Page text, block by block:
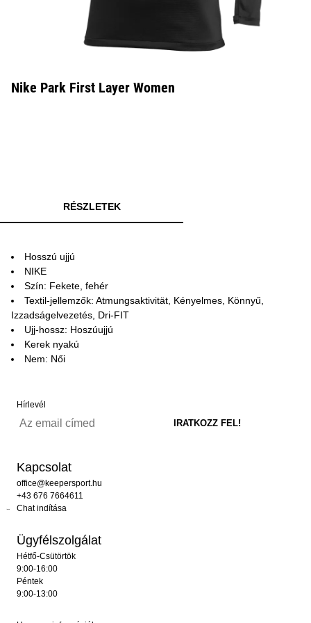
Nike Park First Layer Women
RÉSZLETEK
Hosszú ujjú
NIKE
Szín: Fekete, fehér
Textil-jellemzők: Atmungsaktivität, Kényelmes, Könnyű,
Izzadságelvezetés, Dri-FIT
Ujj-hossz: Hoszúujjú
Kerek nyakú
Nem: Női
Hírlevél
Kapcsolat
office@keepersport.hu
+43 676 7664611
Chat indítása
Ügyfélszolgálat
Hétfő-Csütörtök
9:00-16:00
Péntek
9:00-13:00